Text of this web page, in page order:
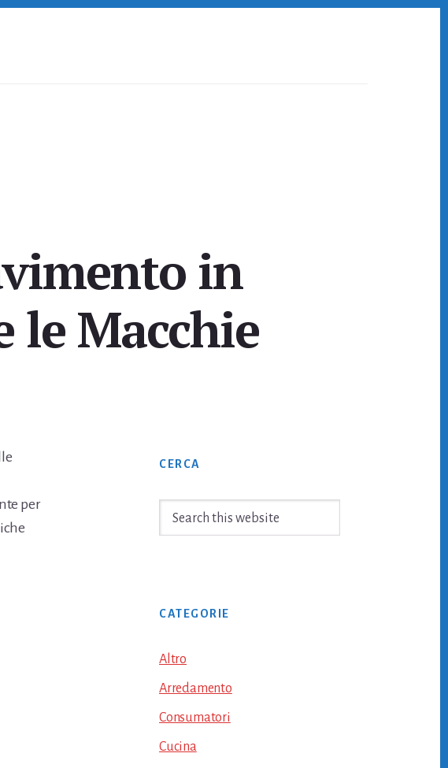
in
le Macchie
per
Primary
Sidebar
CERCA
CATEGORIE
Altro
Arredamento
Consumatori
Cucina